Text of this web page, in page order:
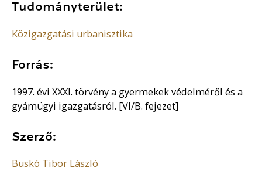
Tudományterület:
Közigazgatási urbanisztika
Forrás:
1997. évi XXXI. törvény a gyermekek védelméről és a
gyámügyi igazgatásról. [VI/B. fejezet]
Szerző:
Buskó Tibor László